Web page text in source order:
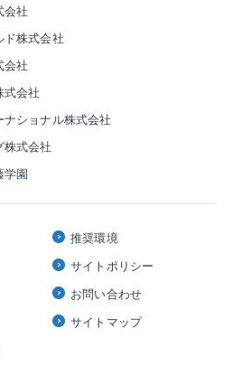
会社
ド株式会社
会社
式会社
ショナル株式会社
式会社
園
推奨環境
サイトポリシー
お問い合わせ
サイトマップ